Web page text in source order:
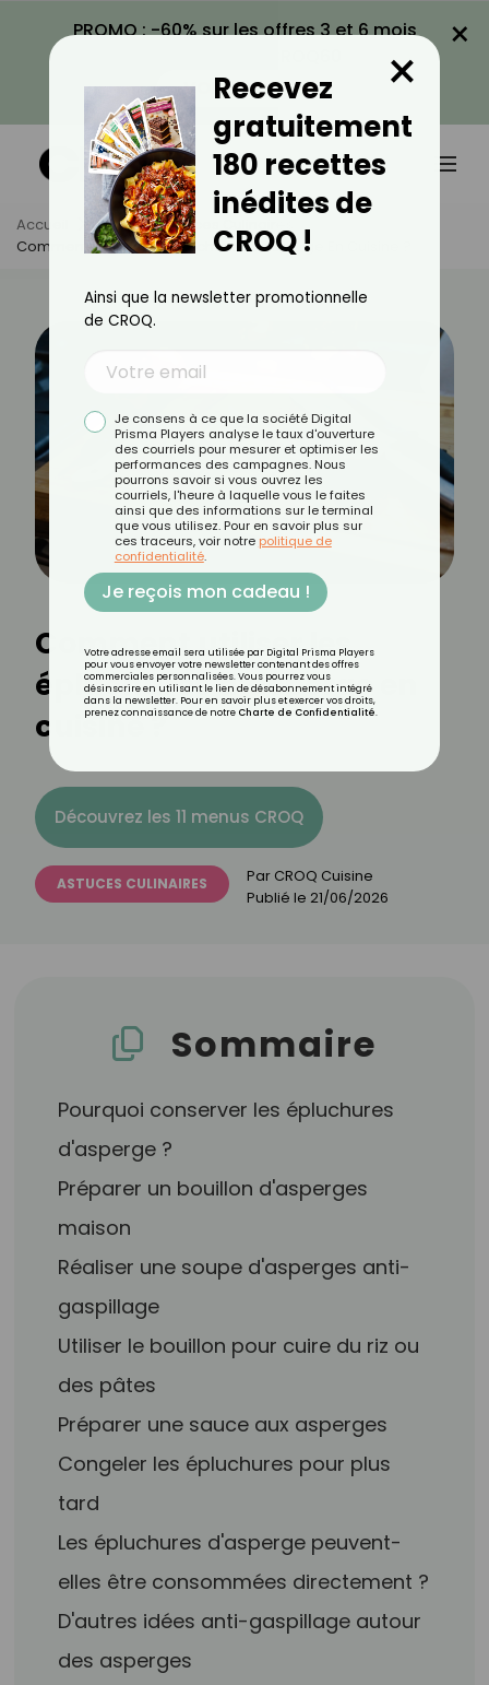
PROMO : -60% sur les offres 3 et 6 mois
VOIR LA PROMO
×
Accueil Actus
Astuces Culinaires
Comment Utiliser Les Épluchures D’asperge En Cuisine ?
Comment utiliser les
épluchures d’asperge en
cuisine ?
Découvrez les 11 menus CROQ
ASTUCES CULINAIRES Par CROQ Cuisine
Publié le 21/06/2026
Sommaire
Pourquoi conserver les épluchures
d'asperge ?
Préparer un bouillon d'asperges
maison
Réaliser une soupe d'asperges anti-
gaspillage
Utiliser le bouillon pour cuire du riz ou
des pâtes
Préparer une sauce aux asperges
Congeler les épluchures pour plus
tard
Les épluchures d'asperge peuvent-
elles être consommées directement ?
D'autres idées anti-gaspillage autour
des asperges
Recevez
gratuitement
180 recettes
inédites de
CROQ !
×
Ainsi que la newsletter promotionnelle
de CROQ.
Je consens à ce que la société Digital
Prisma Players analyse le taux d'ouverture
des courriels pour mesurer et optimiser les
performances des campagnes. Nous
pourrons savoir si vous ouvrez les
courriels, l'heure à laquelle vous le faites
ainsi que des informations sur le terminal
que vous utilisez. Pour en savoir plus sur
ces traceurs, voir notre politique de
confidentialité.
Je reçois mon cadeau !
Votre adresse email sera utilisée par Digital Prisma Players
pour vous envoyer votre newsletter contenant des offres
commerciales personnalisées. Vous pourrez vous
désinscrire en utilisant le lien de désabonnement intégré
dans la newsletter. Pour en savoir plus et exercer vos droits,
prenez connaissance de notre Charte de Confidentialité.